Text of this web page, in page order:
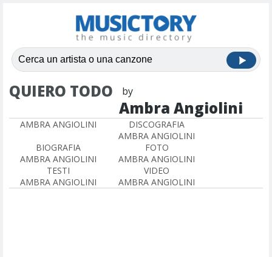
QUIERO TODO by
Ambra Angiolini
AMBRA ANGIOLINI
DISCOGRAFIA
AMBRA ANGIOLINI
BIOGRAFIA
AMBRA ANGIOLINI
FOTO
AMBRA ANGIOLINI
TESTI
AMBRA ANGIOLINI
VIDEO
AMBRA ANGIOLINI